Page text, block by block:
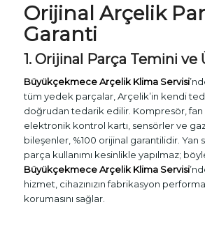
Orijinal Arçelik
Garanti
1. Orijinal Parça Temini ve
Büyükçekmece Arçelik Klima Servisi
tüm yedek parçalar, Arçelik’in kendi
doğrudan tedarik edilir. Kompresör, fan
elektronik kontrol kartı, sensörler ve
bileşenler, %100 orijinal garantilidir. Yan
parça kullanımı kesinlikle yapılmaz;
Büyükçekmece Arçelik Klima Servisi
hizmet, cihazınızın fabrikasyon
korumasını sağlar.